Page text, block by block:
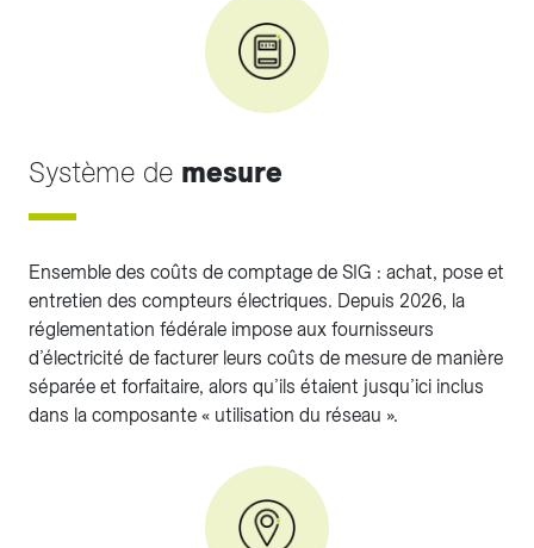
Système de mesure
Ensemble des coûts de comptage de SIG : achat, pose et
entretien des compteurs électriques. Depuis 2026, la
réglementation fédérale impose aux fournisseurs
d’électricité de facturer leurs coûts de mesure de manière
séparée et forfaitaire, alors qu’ils étaient jusqu’ici inclus
dans la composante « utilisation du réseau ».